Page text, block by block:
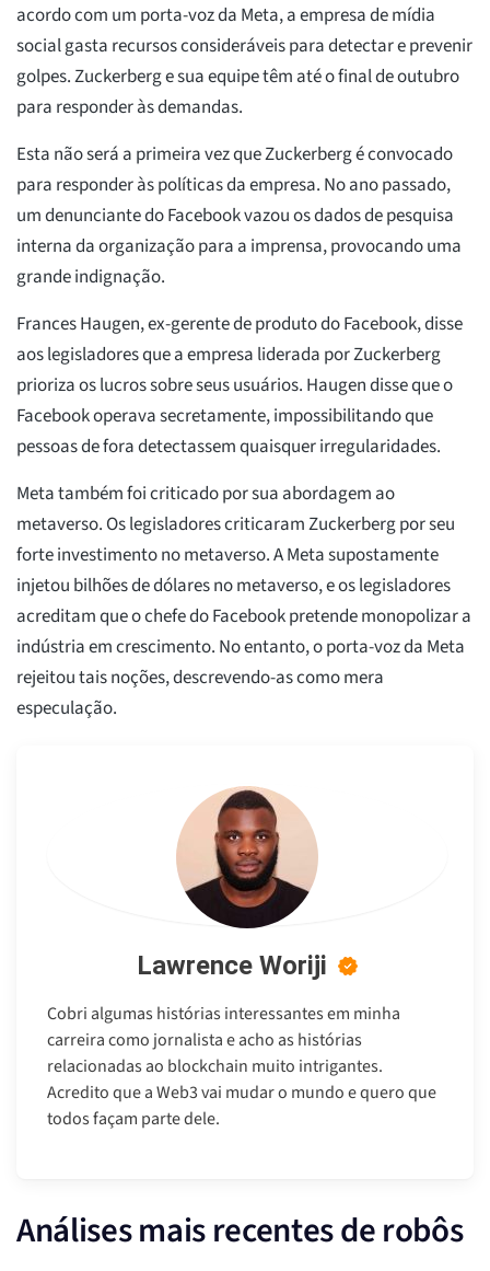
acordo com um porta-voz da Meta, a empresa de mídia
social gasta recursos consideráveis para detectar e prevenir
golpes. Zuckerberg e sua equipe têm até o final de outubro
para responder às demandas.
Esta não será a primeira vez que Zuckerberg é convocado
para responder às políticas da empresa. No ano passado,
um denunciante do Facebook vazou os dados de pesquisa
interna da organização para a imprensa, provocando uma
grande indignação.
Frances Haugen, ex-gerente de produto do Facebook, disse
aos legisladores que a empresa liderada por Zuckerberg
prioriza os lucros sobre seus usuários. Haugen disse que o
Facebook operava secretamente, impossibilitando que
pessoas de fora detectassem quaisquer irregularidades.
Meta também foi criticado por sua abordagem ao
metaverso. Os legisladores criticaram Zuckerberg por seu
forte investimento no metaverso. A Meta supostamente
injetou bilhões de dólares no metaverso, e os legisladores
acreditam que o chefe do Facebook pretende monopolizar a
indústria em crescimento. No entanto, o porta-voz da Meta
rejeitou tais noções, descrevendo-as como mera
especulação.
Lawrence Woriji
Cobri algumas histórias interessantes em minha
carreira como jornalista e acho as histórias
relacionadas ao blockchain muito intrigantes.
Acredito que a Web3 vai mudar o mundo e quero que
todos façam parte dele.
Análises mais recentes de robôs